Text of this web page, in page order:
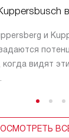
и
видят